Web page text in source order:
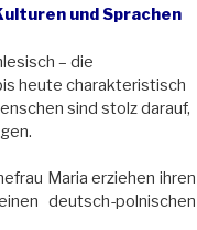
und Sprachen
– die
heute charakteristisch
sind stolz darauf,
Maria erziehen ihren
deutsch-polnischen